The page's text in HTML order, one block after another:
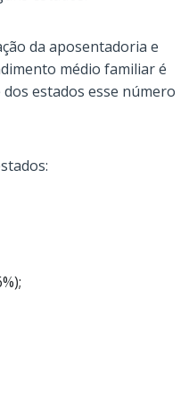
da aposentadoria e
médio familiar é
estados esse número